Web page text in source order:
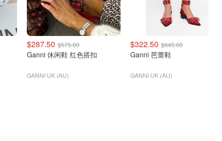
$287.50 $575.00
Ganni 休闲鞋 红色搭扣
GANNI UK (AU)
$322.50 $645.00
Ganni 芭蕾鞋
GANNI UK (AU)